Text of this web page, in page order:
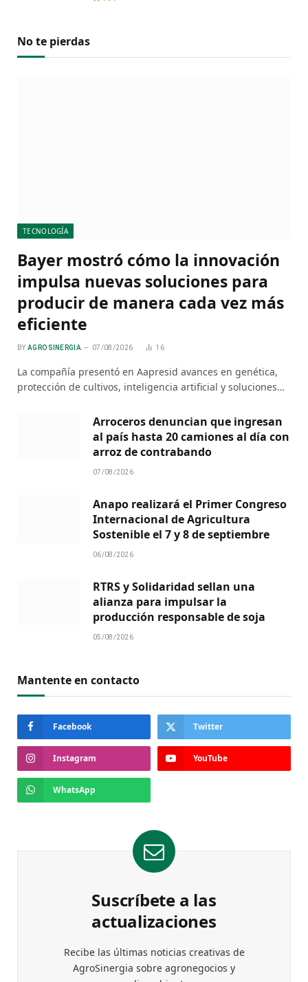
No te pierdas
TECNOLOGÍA
Bayer mostró cómo la innovación
impulsa nuevas soluciones para
producir de manera cada vez más
eficiente
BY AGRO SINERGIA 07/08/2026 16
La compañía presentó en Aapresid avances en genética,
protección de cultivos, inteligencia artificial y soluciones…
Arroceros denuncian que ingresan
al país hasta 20 camiones al día con
arroz de contrabando
07/08/2026
Anapo realizará el Primer Congreso
Internacional de Agricultura
Sostenible el 7 y 8 de septiembre
06/08/2026
RTRS y Solidaridad sellan una
alianza para impulsar la
producción responsable de soja
05/08/2026
Mantente en contacto
Facebook Twitter
Instagram YouTube
WhatsApp
Suscríbete a las
actualizaciones
Recibe las últimas noticias creativas de
AgroSinergia sobre agronegocios y